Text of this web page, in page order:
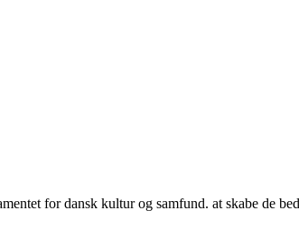
for dansk kultur og samfund. at skabe de